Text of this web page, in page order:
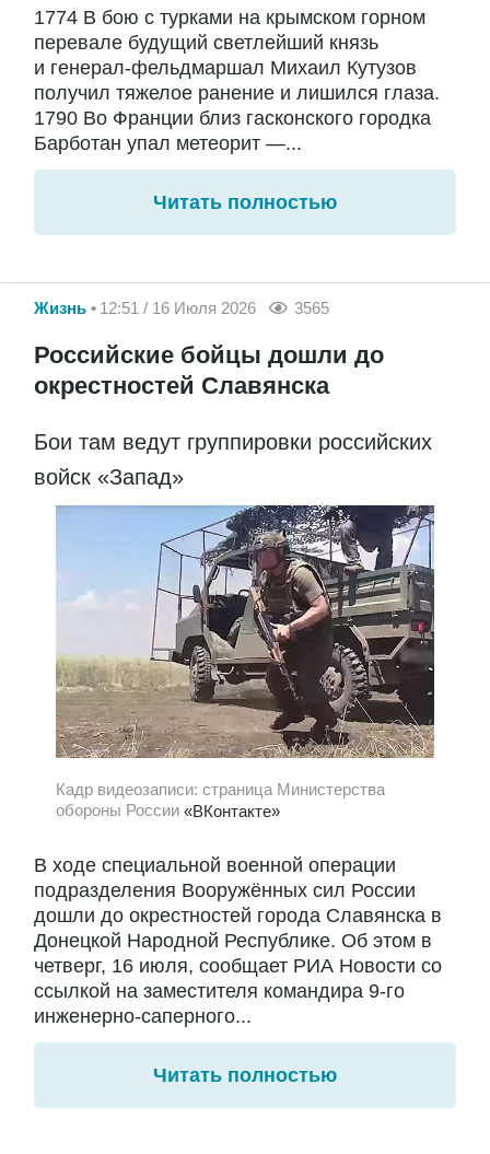
1774 В бою с турками на крымском горном
перевале будущий светлейший князь
и генерал-фельдмаршал Михаил Кутузов
получил тяжелое ранение и лишился глаза.
1790 Во Франции близ гасконского городка
Барботан упал метеорит —...
Читать полностью
Жизнь 12:51 / 16 Июля 2026 3565
Российские бойцы дошли до
окрестностей Славянска
Бои там ведут группировки российских
войск «Запад»
Кадр видеозаписи: страница Министерства
обороны России «ВКонтакте»
В ходе специальной военной операции
подразделения Вооружённых сил России
дошли до окрестностей города Славянска в
Донецкой Народной Республике. Об этом в
четверг, 16 июля, сообщает РИА Новости со
ссылкой на заместителя командира 9-го
инженерно-саперного...
Читать полностью